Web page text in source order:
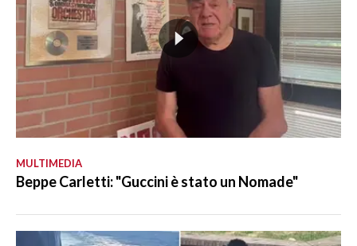
MULTIMEDIA
Beppe Carletti: "Guccini è stato un Nomade"